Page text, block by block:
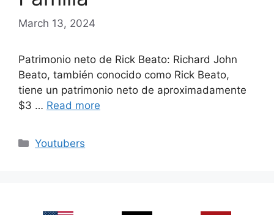
March 13, 2024
Patrimonio neto de Rick Beato: Richard John
Beato, también conocido como Rick Beato,
tiene un patrimonio neto de aproximadamente
$3 … Read more
Categories
Youtubers